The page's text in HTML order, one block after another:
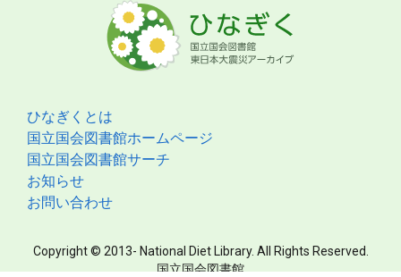
ひなぎくとは
国立国会図書館ホームページ
国立国会図書館サーチ
お知らせ
お問い合わせ
Copyright © 2013- National Diet Library. All Rights Reserved.